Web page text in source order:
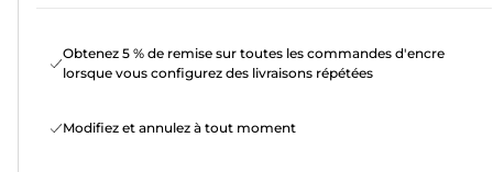
Obtenez 5 % de remise sur toutes les commandes d'encre
lorsque vous configurez des livraisons répétées
Modifiez et annulez à tout moment